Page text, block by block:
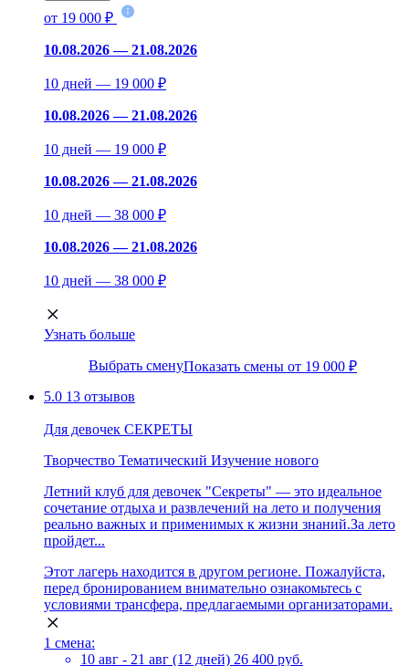
от 19 000 ₽
10.08.2026 — 21.08.2026
10 дней — 19 000 ₽
10.08.2026 — 21.08.2026
10 дней — 19 000 ₽
10.08.2026 — 21.08.2026
10 дней — 38 000 ₽
10.08.2026 — 21.08.2026
10 дней — 38 000 ₽
Узнать больше
Выбрать сменуПоказать смены от 19 000 ₽
5.0 13 отзывов
Для девочек СЕКРЕТЫ
Творчество Тематический Изучение нового
Летний клуб для девочек "Секреты" — это идеальное
сочетание отдыха и развлечений на лето и получения
реально важных и применимых к жизни знаний.За лето
пройдет...
Этот лагерь находится в другом регионе. Пожалуйста,
перед бронированием внимательно ознакомьтесь с
условиями трансфера, предлагаемыми организаторами.
1 смена:
10 авг - 21 авг (12 дней) 26 400 руб.